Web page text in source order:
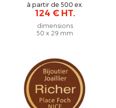
à partir de 500 ex.
124 € HT.
dimensions
50 x 29 mm